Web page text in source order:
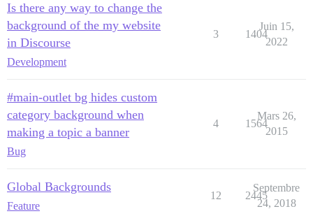
Is there any way to change the
background of the my website
in Discourse
Development
3 1404
Juin 15,
2022
#main-outlet bg hides custom
category background when
making a topic a banner
Bug
4 1564
Mars 26,
2015
Global Backgrounds
Feature
12 2445
Septembre
24, 2018